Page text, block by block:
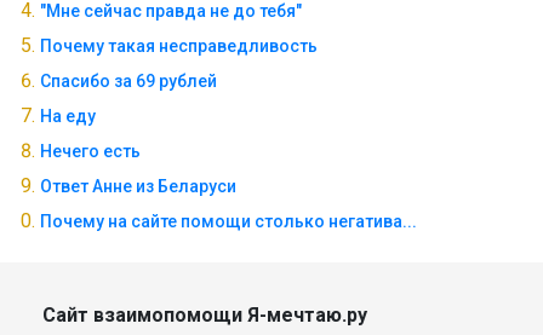
"Мне сейчас правда не до тебя"
Почему такая несправедливость
Спасибо за 69 рублей
На еду
Нечего есть
Ответ Анне из Беларуси
Почему на сайте помощи столько негатива...
Сайт взаимопомощи Я-мечтаю.ру